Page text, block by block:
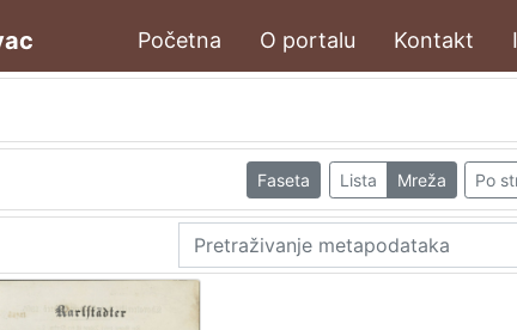
Početna O portalu Kontakt
Faseta Lista Mreža Po